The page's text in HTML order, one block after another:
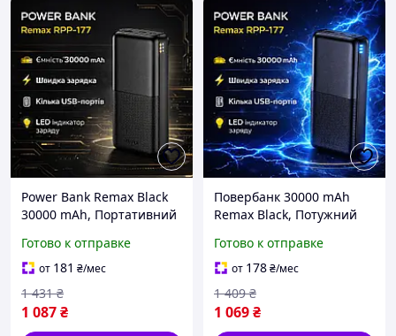
Power Bank Remax Black
30000 mAh, Портативний
дисплеєм і швидким
заряджанням для
смартфона
Готово к отправке
от 181 ₴/мес
1 087₴
1 431 ₴
Повербанк 30000 mAh
Remax Black, Потужний
зарядкою та LED-
індикацією, Зовнішній
акумулятор для телефону
Готово к отправке
от 178₴/мес
1 069₴
1 409 ₴